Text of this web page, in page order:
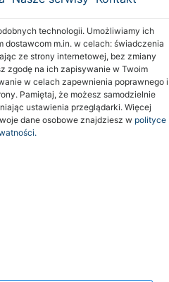
technologii. Umożliwiamy ich
dostawcom m.in. w celach: świadczenia
ze strony internetowej, bez zmiany
zgodę na ich zapisywanie w Twoim
w celach zapewnienia poprawnego i
Pamiętaj, że możesz samodzielnie
ustawienia przeglądarki. Więcej
dane osobowe znajdziesz w polityce